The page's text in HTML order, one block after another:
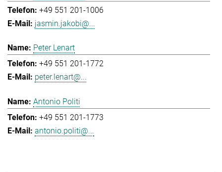
+49 551 201-1006
jasmin.jakobi@...
Peter Lenart
+49 551 201-1772
peter.lenart@...
Antonio Politi
+49 551 201-1773
antonio.politi@...